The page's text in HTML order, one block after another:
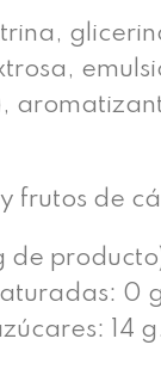
frutos de
de
14